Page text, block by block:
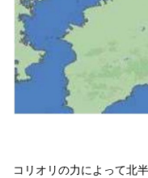
コリオリの力によって北